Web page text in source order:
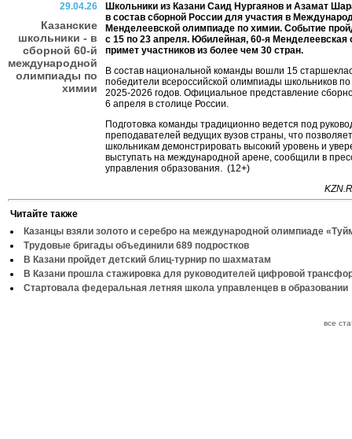
29.04.26
Казанские
школьники - в
сборной 60-й
международной
олимпиады по
химии
Школьники из Казани Саид Нургаянов и Азамат
в состав сборной России для участия в
Менделеевской олимпиаде по химии. Событие
с 15 по 23 апреля. Юбилейная, 60-я Менделеевская
примет участников из более чем 30 стран.
В состав национальной команды вошли 15
победители всероссийской олимпиады школьников
2025-2026 годов. Официальное представление
6 апреля в столице России.
Подготовка команды традиционно ведется под
преподавателей ведущих вузов страны, что
школьникам демонстрировать высокий уровень и
выступать на международной арене, сообщили в
управления образования. (12+)
Читайте также
Казанцы взяли золото и серебро на международной олимпиаде
Трудовые бригады объединили 689 подростков
В Казани пройдет детский блиц-турнир по шахматам
В Казани прошла стажировка для руководителей цифровой
Стартовала федеральная летняя школа управленцев в образовании
все